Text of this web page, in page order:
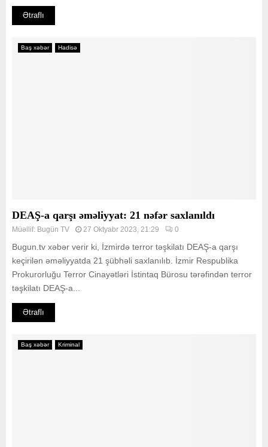
Ətraflı
Baş xəbər Hadisə
DEAŞ-a qarşı əməliyyat: 21 nəfər saxlanıldı
Müəllif: Bugün TV 27 Oktyabr 2023, 21:29 0
Bugun.tv xəbər verir ki, İzmirdə terror təşkilatı DEAŞ-a qarşı
keçirilən əməliyyatda 21 şübhəli saxlanılıb. İzmir Respublika
Prokurorluğu Terror Cinayətləri İstintaq Bürosu tərəfindən terror
təşkilatı DEAŞ-a...
Ətraflı
Baş xəbər Kriminal